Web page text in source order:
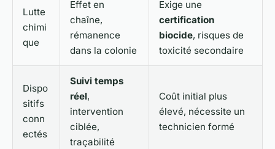
Lutte
chimi
que
Effet en
chaîne,
rémanence
dans la colonie
Exige une
certification
biocide, risques de
toxicité secondaire
Dispo
sitifs
conn
ectés
Suivi temps
réel,
intervention
ciblée,
traçabilité
Coût initial plus
élevé, nécessite un
technicien formé